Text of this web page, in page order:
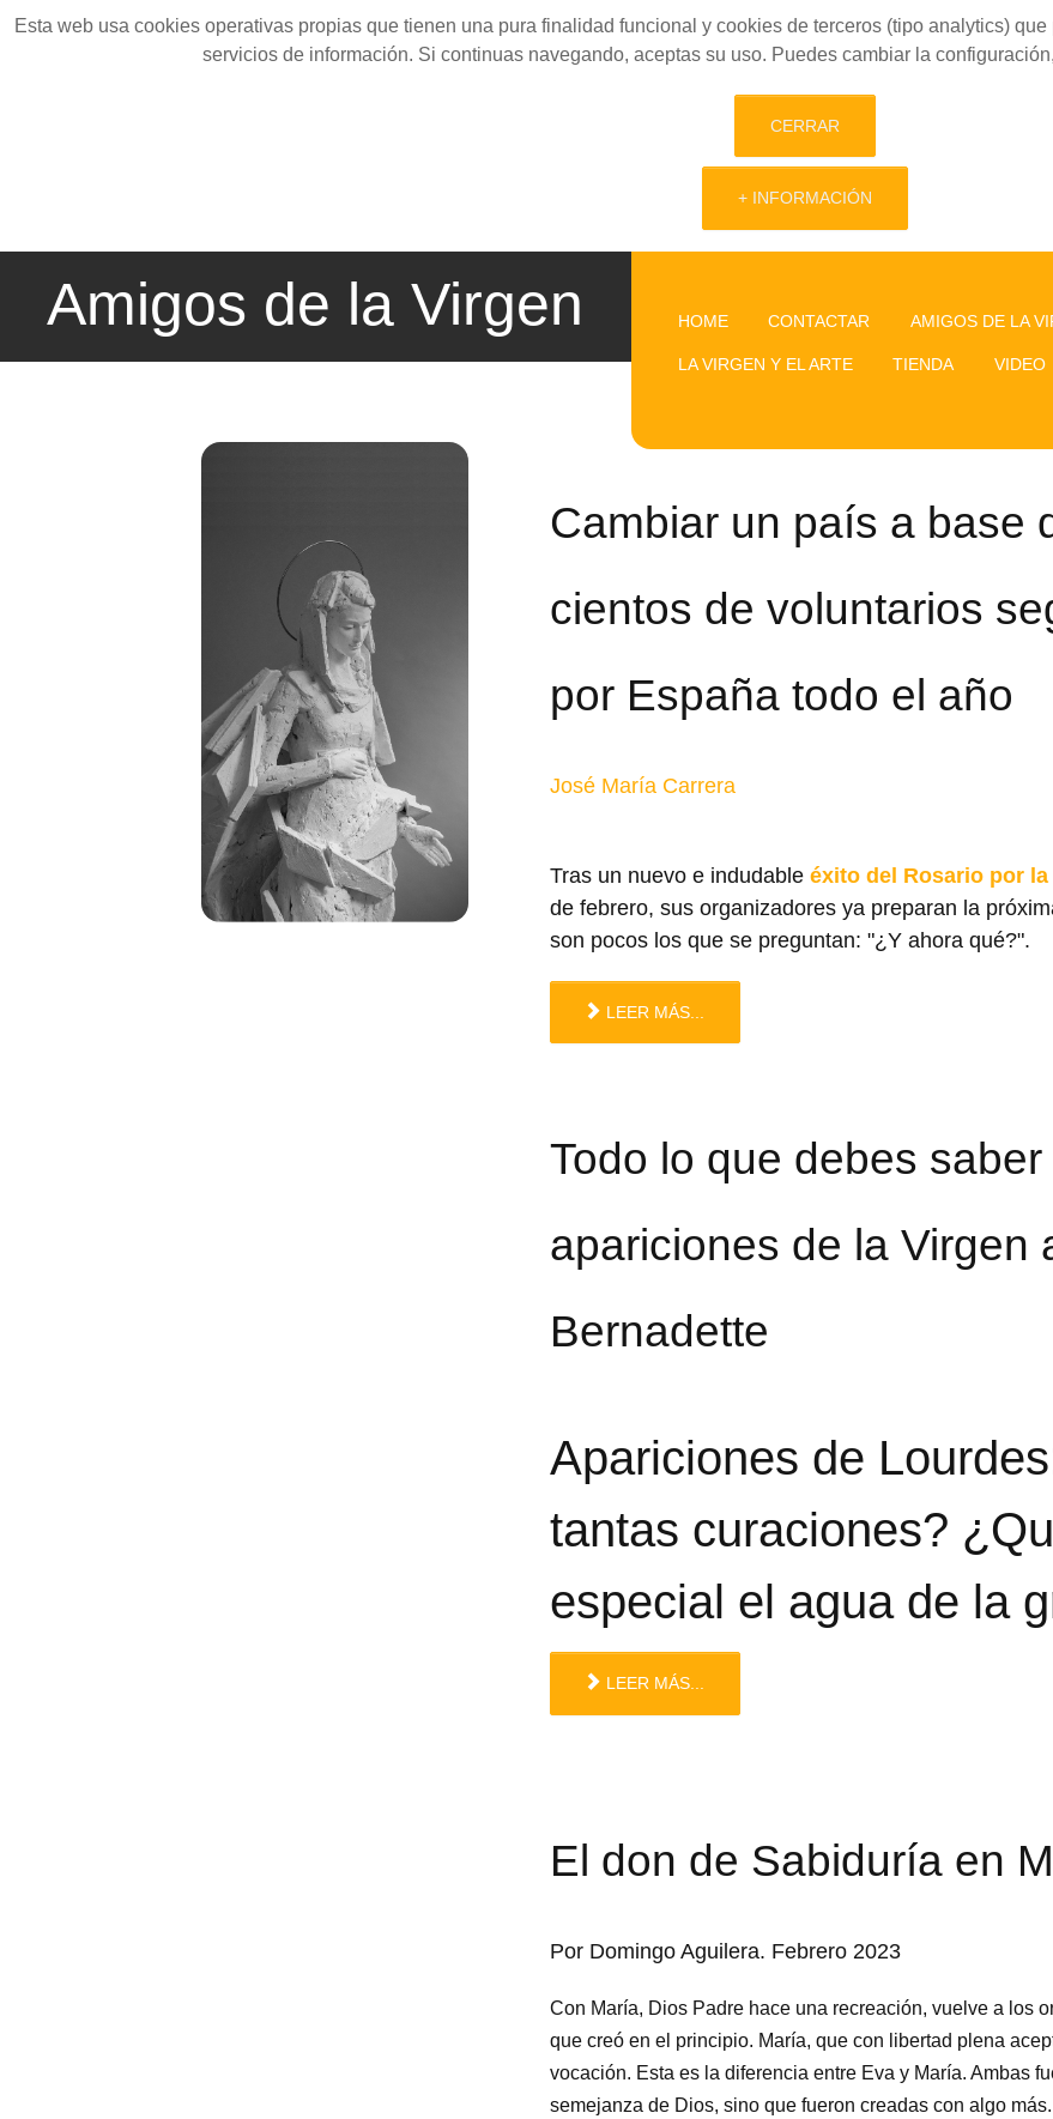
Esta web usa cookies operativas propias que tienen una pura finalidad funcional y cookies de terceros (tipo analytics)
servicios de información. Si continuas navegando, aceptas su uso. Puedes cambiar la
CERRAR
+ INFORMACIÓN
Amigos de la Virgen HOME CONTACTAR AMIGOS DE LA
LA VIRGEN Y EL ARTE TIENDA VIDEO
Cambiar un país a base
cientos de voluntarios
por España todo el año
José María Carrera
Tras un nuevo e indudable éxito del Rosario por
de febrero, sus organizadores ya preparan la
son pocos los que se preguntan: "¿Y ahora qué?".
LEER MÁS...
Todo lo que debes
apariciones de la Virgen
Bernadette
Apariciones de
tantas curaciones?
especial el agua de la
LEER MÁS...
El don de Sabiduría en
Por Domingo Aguilera. Febrero 2023
Con María, Dios Padre hace una recreación, vuelve a los
que creó en el principio. María, que con libertad plena
vocación. Esta es la diferencia entre Eva y María. Ambas
semejanza de Dios, sino que fueron creadas con algo